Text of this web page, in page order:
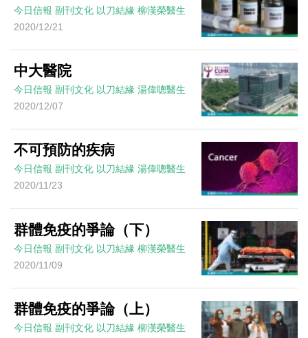
今日信報 副刊文化 以刀結緣 柳漢榮醫生
2020/12/21
中大醫院
今日信報 副刊文化 以刀結緣 湯偉聰醫生
2020/12/07
不可預防的疾病
今日信報 副刊文化 以刀結緣 湯偉聰醫生
2020/11/23
群體免疫的爭論（下）
今日信報 副刊文化 以刀結緣 柳漢榮醫生
2020/11/09
群體免疫的爭論（上）
今日信報 副刊文化 以刀結緣 柳漢榮醫生